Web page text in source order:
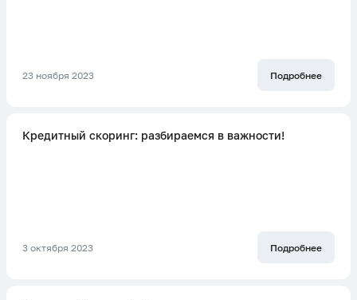
23 ноября 2023 Подробнее
Кредитный скоринг: разбираемся в важности!
3 октября 2023 Подробнее